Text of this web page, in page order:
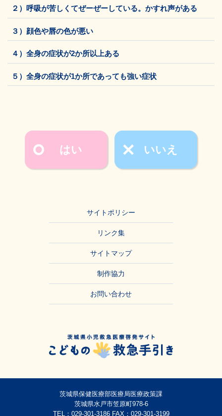
２）呼吸が苦しくてぜーぜーしている。かすれ声がある
３）顔色や唇の色が悪い
４）全身の症状が2か所以上ある
５）全身の症状が1か所であっても強い症状
はい いいえ
サイトポリシー
リンク集
サイトマップ
制作協力
お問い合わせ
茨城県保健医療部医療局医療政策課
茨城県水戸市笠原町978-6
TEL： 029-301-3186FAX：029-301-3199